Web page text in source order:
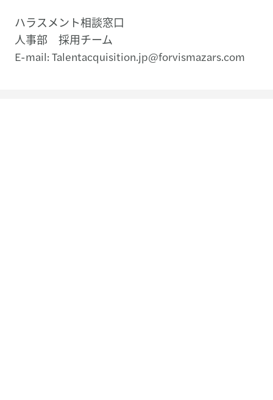
ハラスメント相談窓口
人事部 採用チーム
E-mail: Talentacquisition.jp@forvismazars.com